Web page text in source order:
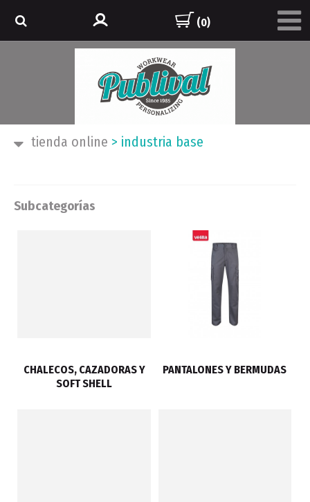
(0)
tienda online > industria base
Subcategorías
CHALECOS, CAZADORAS Y
SOFT SHELL
PANTALONES Y BERMUDAS